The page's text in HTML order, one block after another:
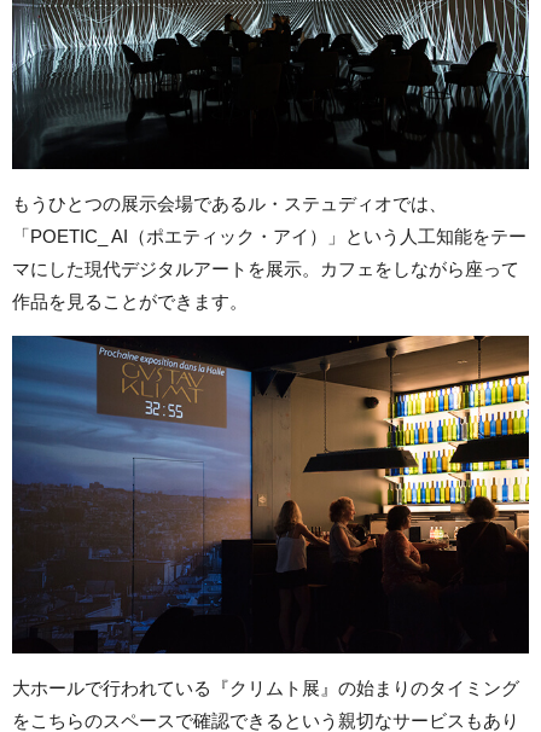
もうひとつの展示会場であるル・ステュディオでは、
「POETIC_ AI（ポエティック・アイ）」という人工知能をテー
マにした現代デジタルアートを展示。カフェをしながら座って
作品を見ることができます。
大ホールで行われている『クリムト展』の始まりのタイミング
をこちらのスペースで確認できるという親切なサービスもあり